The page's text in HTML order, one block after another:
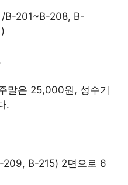
B-201~B-208, B-
말은 25,000원, 성수기
.
B-215) 2면으로 6